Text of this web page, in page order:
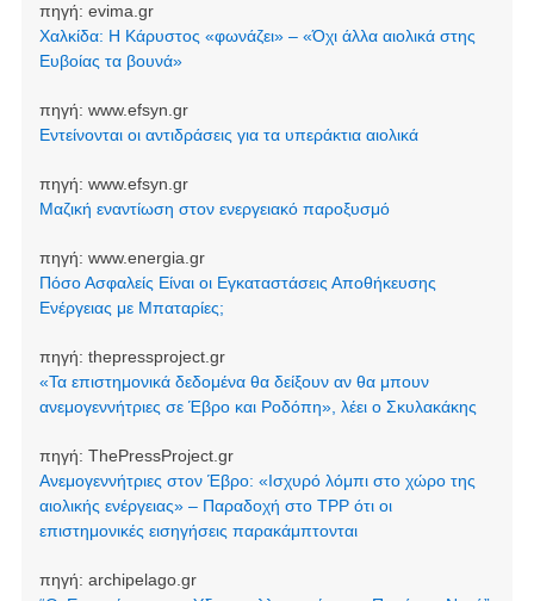
πηγή: evima.gr
Χαλκίδα: Η Κάρυστος «φωνάζει» – «Όχι άλλα αιολικά στης
Ευβοίας τα βουνά»
πηγή: www.efsyn.gr
Εντείνονται οι αντιδράσεις για τα υπεράκτια αιολικά
πηγή: www.efsyn.gr
Μαζική εναντίωση στον ενεργειακό παροξυσμό
πηγή: www.energia.gr
Πόσο Ασφαλείς Είναι οι Εγκαταστάσεις Αποθήκευσης
Ενέργειας με Μπαταρίες;
πηγή: thepressproject.gr
«Τα επιστημονικά δεδομένα θα δείξουν αν θα μπουν
ανεμογεννήτριες σε Έβρο και Ροδόπη», λέει ο Σκυλακάκης
πηγή: ThePressProject.gr
Ανεμογεννήτριες στον Έβρο: «Ισχυρό λόμπι στο χώρο της
αιολικής ενέργειας» – Παραδοχή στο TPP ότι οι
επιστημονικές εισηγήσεις παρακάμπτονται
πηγή: archipelago.gr